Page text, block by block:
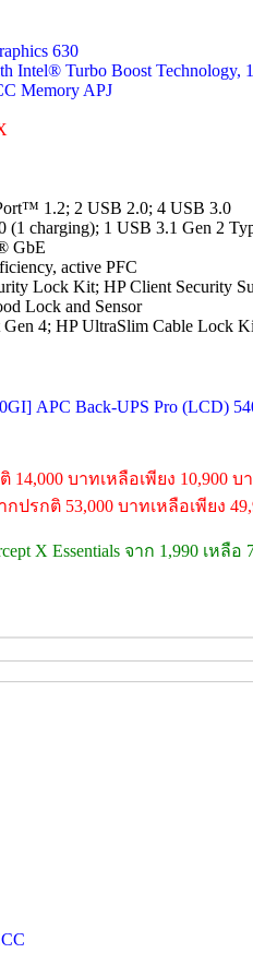
630
Intel® Turbo Boost Technology,
Memory APJ
1.2; 2 USB 2.0; 4 USB 3.0
(1 charging); 1 USB 3.1 Gen 2
GbE
active PFC
Lock Kit; HP Client Security
Lock and Sensor
Gen 4; HP UltraSlim Cable Lock
APC Back-UPS Pro (LCD)
บาทเหลือเพียง 10,900 บ
ปรกติ 53,000 บาทเหลือเพียง
X Essentials จาก 1,990 เหลื